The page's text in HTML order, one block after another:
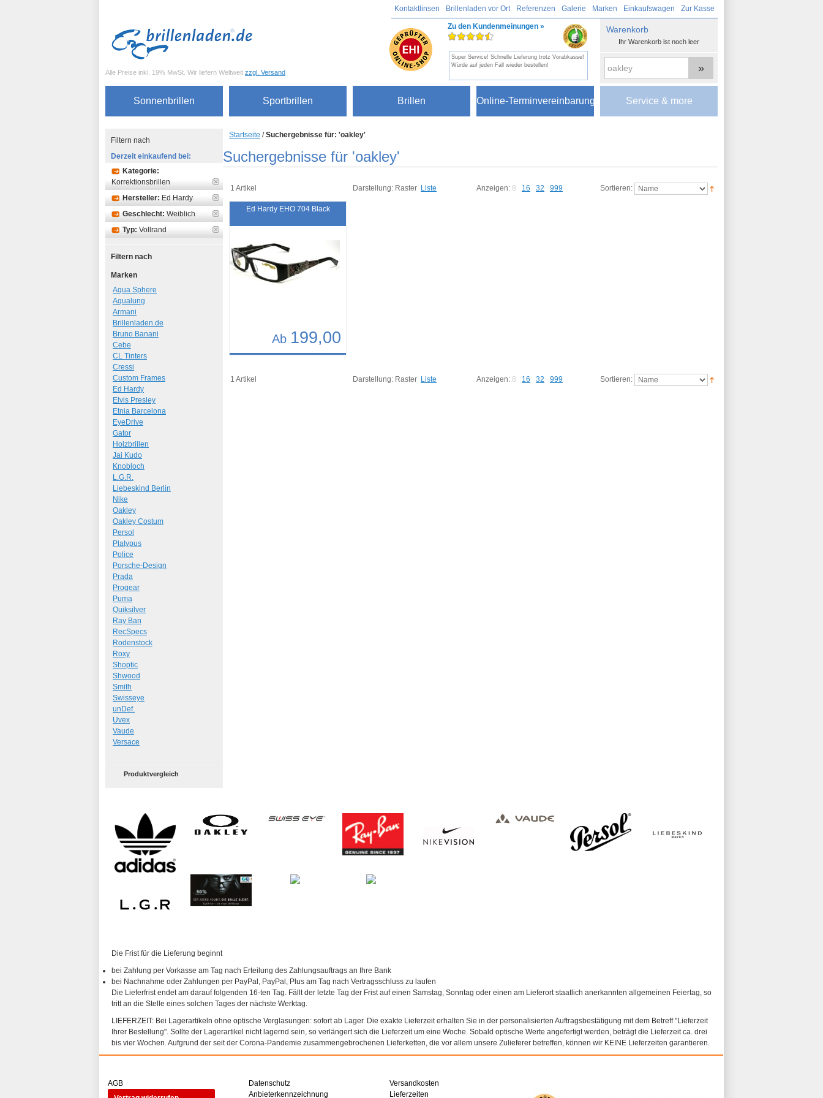
Kontaktlinsen Brillenladen vor Ort Referenzen Galerie Marken Einkaufswagen Zur Kasse
Zu den Kundenmeinungen »
Super Service! Schnelle Lieferung trotz Vorabkasse!
Würde auf jeden Fall wieder bestellen!
Alle Preise inkl. 19% MwSt. Wir liefern Weltweit zzgl. Versand »
Warenkorb
Ihr Warenkorb ist noch leer
Sonnenbrillen Sportbrillen Brillen Online-Terminvereinbarung Service & more
Startseite /Suchergebnisse für: 'oakley'
Suchergebnisse für 'oakley'
1 Artikel Sortieren:
Anzeigen: 8 16 32 999
Darstellung: Raster Liste
Ed Hardy EHO 704 Black
Ab 199,00
Art.-Nr.: 7068
1 Artikel Sortieren:
Anzeigen: 8 16 32 999
Darstellung: Raster Liste
Filtern nach
Derzeit einkaufend bei:
Kategorie:
Korrektionsbrillen
Hersteller: Ed Hardy
Geschlecht: Weiblich
Typ: Vollrand
Filtern nach
Marken
Aqua Sphere
Aqualung
Armani
Brillenladen.de
Bruno Banani
Cebe
CL Tinters
Cressi
Custom Frames
Ed Hardy
Elvis Presley
Etnia Barcelona
EyeDrive
Gator
Holzbrillen
Jai Kudo
Knobloch
L.G.R.
Liebeskind Berlin
Nike
Oakley
Oakley Costum
Persol
Platypus
Police
Porsche-Design
Prada
Progear
Puma
Quiksilver
Ray Ban
RecSpecs
Rodenstock
Roxy
Shoptic
Shwood
Smith
Swisseye
unDef.
Uvex
Vaude
Versace
Produktvergleich
Die Frist für die Lieferung beginnt
bei Zahlung per Vorkasse am Tag nach Erteilung des Zahlungsauftrags an Ihre Bank
bei Nachnahme oder Zahlungen per PayPal, PayPal, Plus am Tag nach Vertragsschluss zu laufen
Die Lieferfrist endet am darauf folgenden 16-ten Tag. Fällt der letzte Tag der Frist auf einen Samstag, Sonntag oder einen am Lieferort staatlich anerkannten allgemeinen Feiertag, so
tritt an die Stelle eines solchen Tages der nächste Werktag.
LIEFERZEIT: Bei Lagerartikeln ohne optische Verglasungen: sofort ab Lager. Die exakte Lieferzeit erhalten Sie in der personalisierten Auftragsbestätigung mit dem Betreff "Lieferzeit
Ihrer Bestellung". Sollte der Lagerartikel nicht lagernd sein, so verlängert sich die Lieferzeit um eine Woche. Sobald optische Werte angefertigt werden, beträgt die Lieferzeit ca. drei
bis vier Wochen. Aufgrund der seit der Corona-Pandemie zusammengebrochenen Lieferketten, die vor allem unsere Zulieferer betreffen, können wir KEINE Lieferzeiten garantieren.
AGB
Datenschutz
Anbieterkennzeichnung
Versandkosten
Lieferzeiten